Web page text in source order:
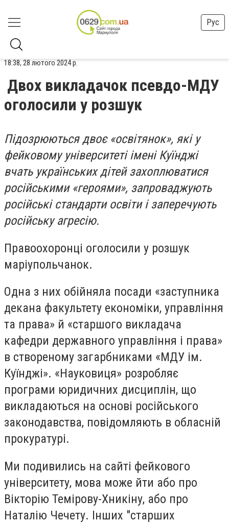
Рус
18:38, 28 лютого 2024 р.
Двох викладачок псевдо-МДУ
оголосили у розшук
Підозрюються двоє «освітянок», які у
фейковому університеті імені Куїнджі
вчать українських дітей захоплюватися
російськими «героями», запроваджують
російські стандарти освіти і заперечують
російську агресію.
Правоохоронці оголосили у розшук
маріупольчанок.
Одна з них обійняла посади «заступника
декана факультету економіки, управління
та права» й «старшого викладача
кафедри державного управління і права»
в створеному загарбниками «МДУ ім.
Куїнджі». «Науковиця» розробляє
програми юридичних дисциплін, що
викладаються на основі російського
законодавства, повідомляють в обласній
прокуратурі.
Ми подивились на сайті фейкового
університету, мова може йти або про
Вікторію Темірову-Хникіну, або про
Наталію Чечету. Інших "старших